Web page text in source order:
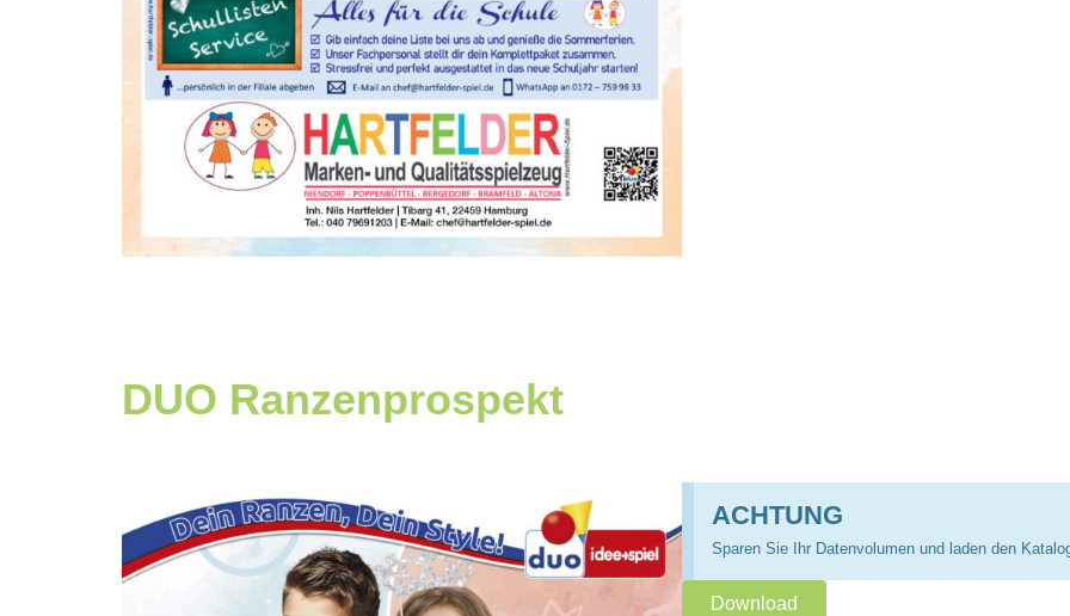
DUO Ranzenprospekt
ACHTUNG
Sparen Sie Ihr Datenvolumen und laden den
Download